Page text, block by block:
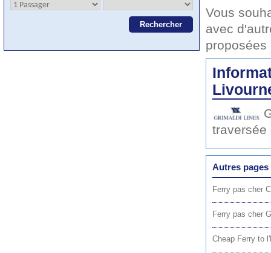
Vous
avec
proposées
traversée
Autres pages
Ferry pas cher
Ferry pas cher
Cheap Ferry to